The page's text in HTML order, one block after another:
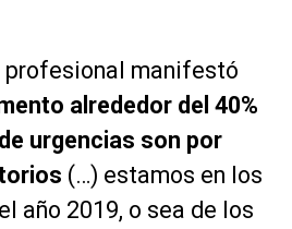
profesional manifestó
alrededor del 40%
urgencias son por
(…) estamos en los
año 2019, o sea de los